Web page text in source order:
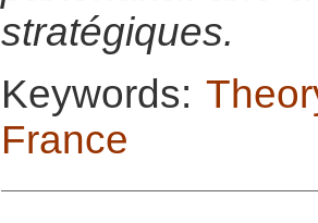
stratégiques.
Keywords:
France